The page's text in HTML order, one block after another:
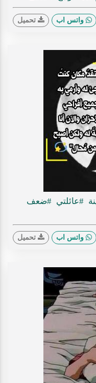
واتس اب تحميل
#عائلتي #ضعف
واتس اب تحميل